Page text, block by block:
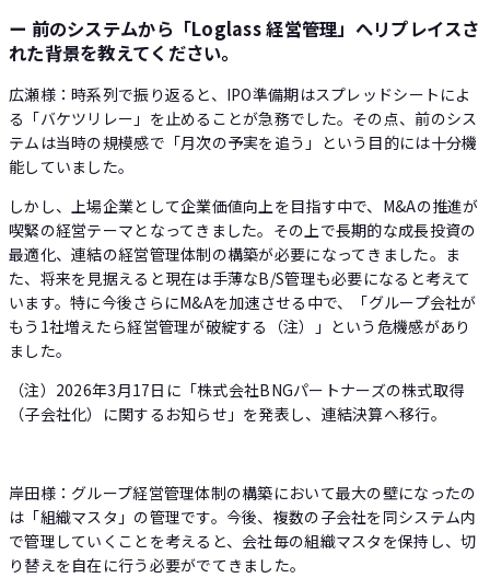
ー 前のシステムから「Loglass 経営管理」へリプレイスさ
れた背景を教えてください。
広瀬様：時系列で振り返ると、IPO準備期はスプレッドシートによ
る「バケツリレー」を止めることが急務でした。その点、前のシス
テムは当時の規模感で「月次の予実を追う」という目的には十分機
能していました。
しかし、上場企業として企業価値向上を目指す中で、M&Aの推進が
喫緊の経営テーマとなってきました。その上で長期的な成長投資の
最適化、連結の経営管理体制の構築が必要になってきました。ま
た、将来を見据えると現在は手薄なB/S管理も必要になると考えて
います。特に今後さらにM&Aを加速させる中で、「グループ会社が
もう1社増えたら経営管理が破綻する（注）」という危機感があり
ました。
（注）2026年3月17日に「株式会社BNGパートナーズの株式取得
（子会社化）に関するお知らせ」を発表し、連結決算へ移行。
岸田様：グループ経営管理体制の構築において最大の壁になったの
は「組織マスタ」の管理です。今後、複数の子会社を同システム内
で管理していくことを考えると、会社毎の組織マスタを保持し、切
り替えを自在に行う必要がでてきました。